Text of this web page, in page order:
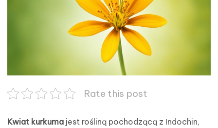
Rate this post
Kwiat kurkuma jest rośliną pochodzącą z Indochin,